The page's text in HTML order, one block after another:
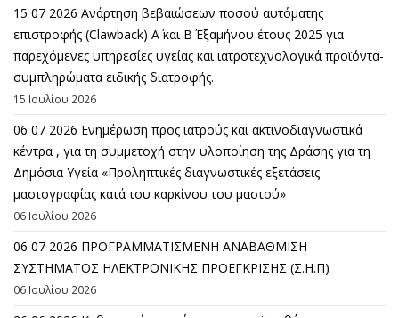
15 07 2026 Ανάρτηση βεβαιώσεων ποσού αυτόματης
επιστροφής (Clawback) A΄ και Β΄ Εξαμήνου έτους 2025 για
παρεχόμενες υπηρεσίες υγείας και ιατροτεχνολογικά προϊόντα-
συμπληρώματα ειδικής διατροφής.
15 Ιουλίου 2026
06 07 2026 Eνημέρωση προς ιατρούς και ακτινοδιαγνωστικά
κέντρα , για τη συμμετοχή στην υλοποίηση της Δράσης για τη
Δημόσια Υγεία «Προληπτικές διαγνωστικές εξετάσεις
μαστογραφίας κατά του καρκίνου του μαστού»
06 Ιουλίου 2026
06 07 2026 ΠΡΟΓΡΑΜΜΑΤΙΣΜΕΝΗ ΑΝΑΒΑΘΜΙΣΗ
ΣΥΣΤΗΜΑΤΟΣ ΗΛΕΚΤΡΟΝΙΚΗΣ ΠΡΟΕΓΚΡΙΣΗΣ (Σ.Η.Π)
06 Ιουλίου 2026